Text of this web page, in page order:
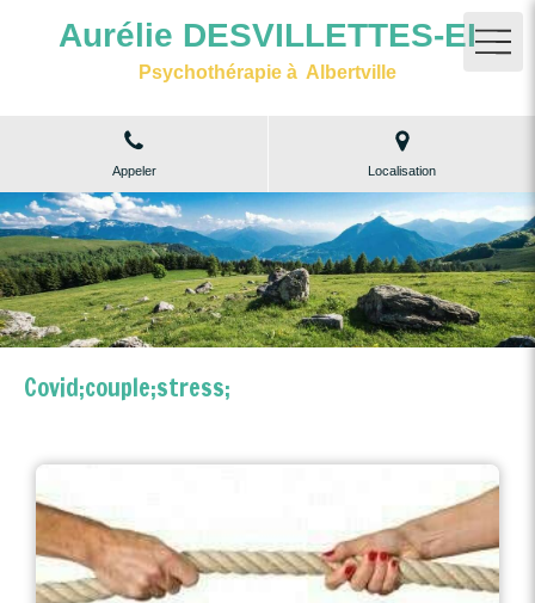
Aurélie DESVILLETTES-EI
Psychothérapie à Albertville
Appeler Localisation
Covid;couple;stress;